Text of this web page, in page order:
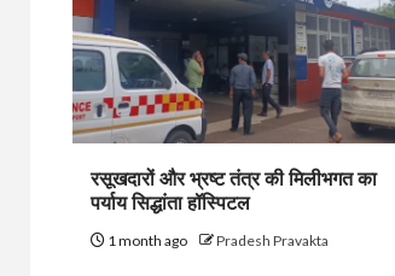
रसूखदारों और भ्रष्ट तंत्र की मिलीभगत का
पर्याय सिद्धांता हॉस्पिटल
1 month ago Pradesh Pravakta